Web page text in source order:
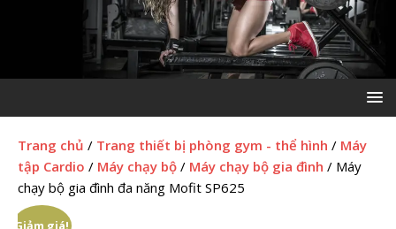
Trang chủ / Trang thiết bị phòng gym - thể hình / Máy
tập Cardio / Máy chạy bộ / Máy chạy bộ gia đình / Máy
chạy bộ gia đình đa năng Mofit SP625
Giảm giá!